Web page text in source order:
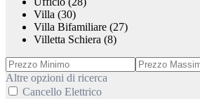
Villa (30)
Villa Bifamiliare (27)
Villetta Schiera (8)
Altre opzioni di ricerca
Cancello Elettrico